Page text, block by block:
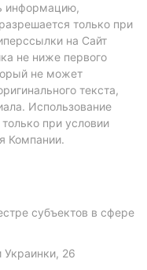
информацию,
только при
на Сайт
не ниже первого
не может
текста,
Использование
при условии
Компании.
субъектов в сфере
Украинки, 26